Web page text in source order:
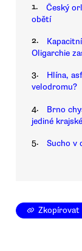
1.
Český
obětí
2.
Oligarchie
3.
Hlína,
velodromu?
4.
Brno
jediné
5. Sucho v
Zkopírovat